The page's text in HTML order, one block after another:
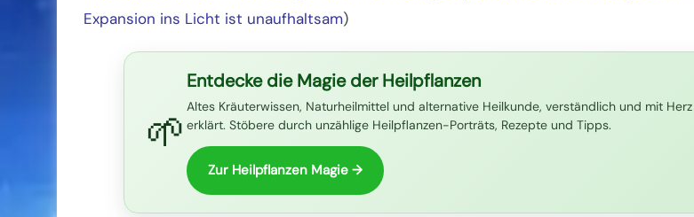
Expansion ins Licht ist unaufhaltsam)
🌱
Entdecke die Magie der Heilpflanzen
Altes Kräuterwissen, Naturheilmittel und alternative Heilkunde, verständlich und mit Herz
erklärt. Stöbere durch unzählige Heilpflanzen-Porträts, Rezepte und Tipps.
Zur Heilpflanzen Magie →